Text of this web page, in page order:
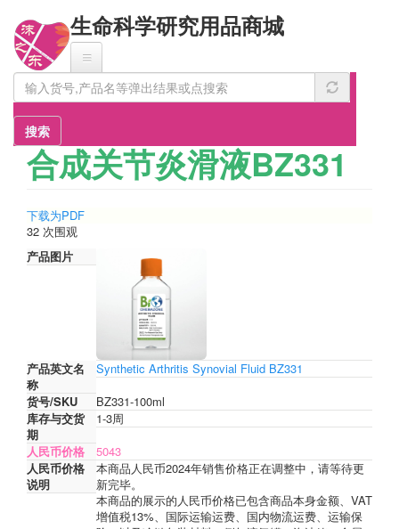
生命科学研究用品商城
搜索
合成关节炎滑液BZ331
下载为PDF
32 次围观
产品图片
产品英文名
称
Synthetic Arthritis Synovial Fluid BZ331
货号/SKU
BZ331-100ml
库存与交货
期
1-3周
人民币价格
5043
人民币价格
说明
本商品人民币2024年销售价格正在调整中，请等待更
新完毕。
本商品的展示的人民币价格已包含商品本身金额、VAT
增值税13%、国际运输运费、国内物流运费、运输保